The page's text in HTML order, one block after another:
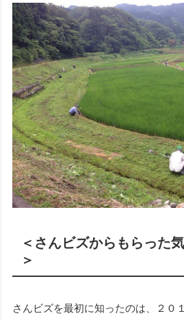
＜さんビズからもらった
＞
さんビズを最初に知ったのは、２０